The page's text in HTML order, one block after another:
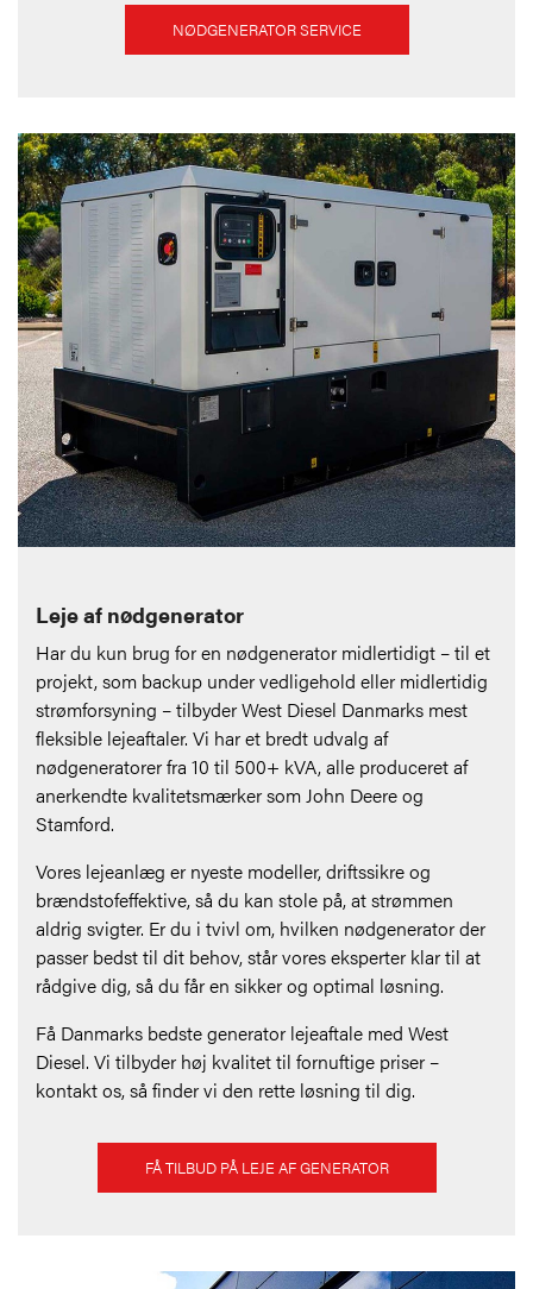
NØDGENERATOR SERVICE
Leje af nødgenerator
Har du kun brug for en nødgenerator midlertidigt – til et
projekt, som backup under vedligehold eller midlertidig
strømforsyning – tilbyder West Diesel Danmarks mest
fleksible lejeaftaler. Vi har et bredt udvalg af
nødgeneratorer fra 10 til 500+ kVA, alle produceret af
anerkendte kvalitetsmærker som John Deere og
Stamford.
Vores lejeanlæg er nyeste modeller, driftssikre og
brændstofeffektive, så du kan stole på, at strømmen
aldrig svigter. Er du i tvivl om, hvilken nødgenerator der
passer bedst til dit behov, står vores eksperter klar til at
rådgive dig, så du får en sikker og optimal løsning.
Få Danmarks bedste generator lejeaftale med West
Diesel. Vi tilbyder høj kvalitet til fornuftige priser –
kontakt os, så finder vi den rette løsning til dig.
FÅ TILBUD PÅ LEJE AF GENERATOR